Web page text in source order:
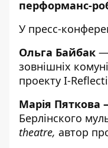
перформанс-
У пресс-
Ольга Байбак —
зовнішніх
проекту I-
Марія Пяткова
Берлінского
theatre, автор